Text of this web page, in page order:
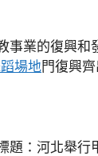
事業的復興和
場地門復興
題：河北舉行